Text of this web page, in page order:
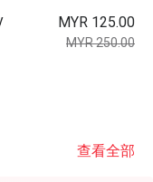
MYR 125.00
MYR 250.00
查看全部